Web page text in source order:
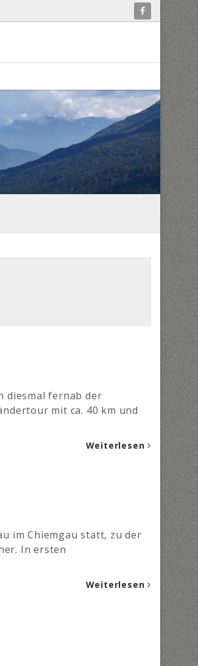
diesmal fernab der
mit ca. 40 km und
Weiterlesen
im Chiemgau statt, zu der
In ersten
Weiterlesen